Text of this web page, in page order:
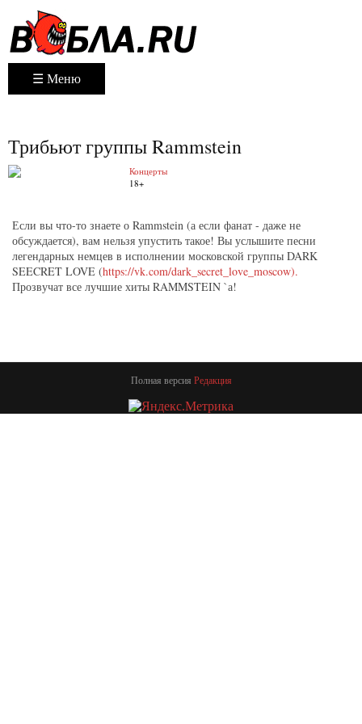
☰ Меню
Трибьют группы Rammstein
Концерты
18+
Если вы что-то знаете о Rammstein (а если фанат - даже не
обсуждается), вам нельзя упустить такое! Вы услышите песни
легендарных немцев в исполнении московской группы DARK
SEECRET LOVE (https://vk.com/dark_secret_love_moscow).
Прозвучат все лучшие хиты RAMMSTEIN `а!
Полная версия Редакция